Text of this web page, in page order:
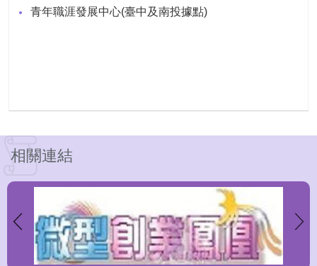
青年職涯發展中心(臺中及南投據點)
相關連結